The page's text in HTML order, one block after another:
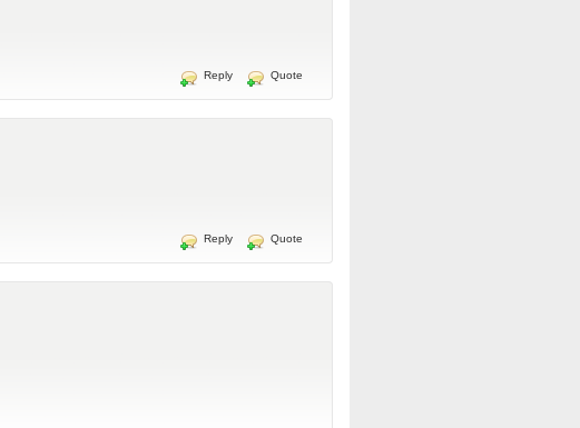
Reply Quote
Reply Quote